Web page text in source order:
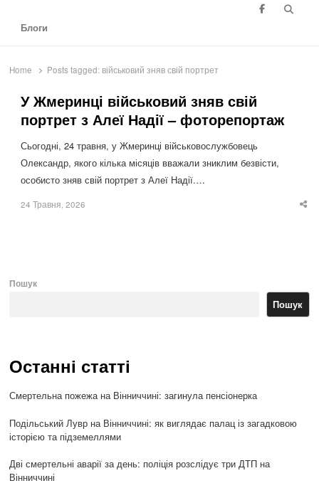
Блоги
Home Posts tagged: військовий зняв свій портрет
У Жмеринці військовий зняв свій
портрет з Алеї Надії – фоторепортаж
Сьогодні, 24 травня, у Жмеринці військовослужбовець
Олександр, якого кілька місяців вважали зниклим безвісти,
особисто зняв свій портрет з Алеї Надії.…
24 Травня, 2026
Пошук
Пошук
Останні статті
Смертельна пожежа на Вінниччині: загинула пенсіонерка
Подільський Лувр на Вінниччині: як виглядає палац із загадковою
історією та підземеллями
Дві смертельні аварії за день: поліція розслідує три ДТП на
Вінниччині